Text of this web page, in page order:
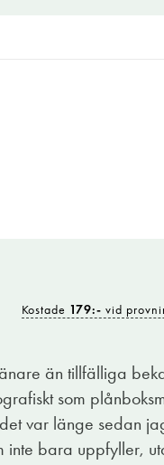
Kostade 179:- vid
än tillfälliga
som
var länge sedan
inte bara uppfyller,
i sin portfölj.
men även med
på den breda
syran och